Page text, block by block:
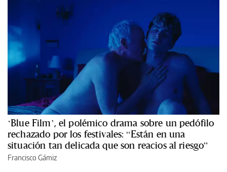
‘Blue Film’, el polémico drama sobre un pedófilo
rechazado por los festivales: “Están en una
situación tan delicada que son reacios al riesgo”
Francisco Gámiz